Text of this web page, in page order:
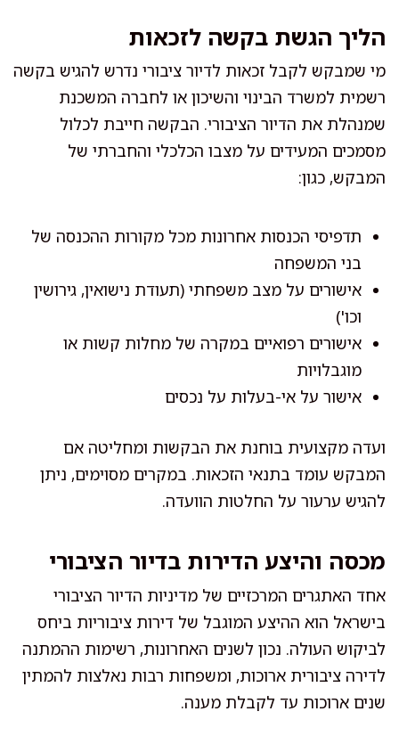
הליך הגשת בקשה לזכאות
מי שמבקש לקבל זכאות לדיור ציבורי נדרש להגיש בקשה
רשמית למשרד הבינוי והשיכון או לחברה המשכנת
שמנהלת את הדיור הציבורי. הבקשה חייבת לכלול
מסמכים המעידים על מצבו הכלכלי והחברתי של
המבקש, כגון:
תדפיסי הכנסות אחרונות מכל מקורות ההכנסה של
בני המשפחה
אישורים על מצב משפחתי (תעודת נישואין, גירושין
וכו')
אישורים רפואיים במקרה של מחלות קשות או
מוגבלויות
אישור על אי-בעלות על נכסים
ועדה מקצועית בוחנת את הבקשות ומחליטה אם
המבקש עומד בתנאי הזכאות. במקרים מסוימים, ניתן
להגיש ערעור על החלטות הוועדה.
מכסה והיצע הדירות בדיור הציבורי
אחד האתגרים המרכזיים של מדיניות הדיור הציבורי
בישראל הוא ההיצע המוגבל של דירות ציבוריות ביחס
לביקוש העולה. נכון לשנים האחרונות, רשימות ההמתנה
לדירה ציבורית ארוכות, ומשפחות רבות נאלצות להמתין
שנים ארוכות עד לקבלת מענה.